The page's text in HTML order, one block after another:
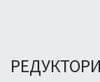
РЕДУКТОРИ